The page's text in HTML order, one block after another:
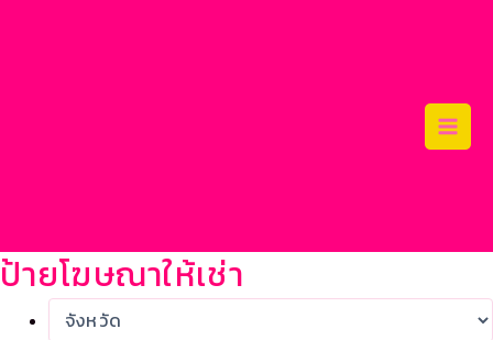
ป้ายโฆษณาให้เช่า